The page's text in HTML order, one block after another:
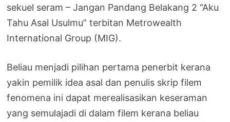
sekuel seram – Jangan Pandang Belakang 2 “Aku
Tahu Asal Usulmu” terbitan Metrowealth
International Group (MIG).
Beliau menjadi pilihan pertama penerbit kerana
yakin pemilik idea asal dan penulis skrip filem
fenomena ini dapat merealisasikan keseraman
yang semulajadi di dalam filem kerana beliau